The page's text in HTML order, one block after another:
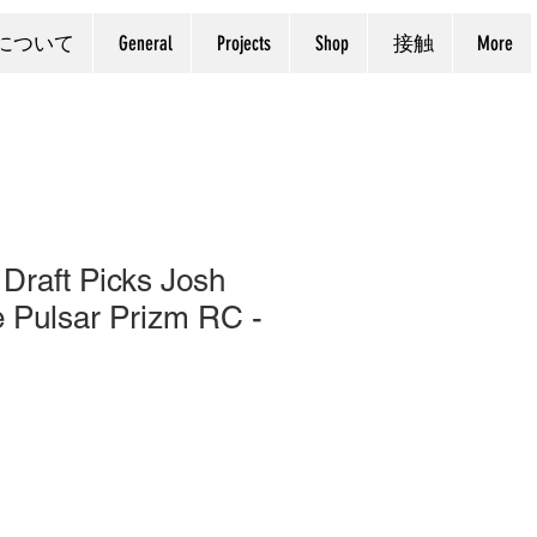
ついて General Projects Shop 接触 More
Picks Josh
Pulsar Prizm RC -